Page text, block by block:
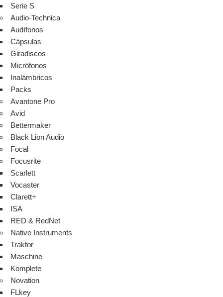
Serie S
Audio-Technica
Audífonos
Cápsulas
Giradiscos
Micrófonos
Inalámbricos
Packs
Avantone Pro
Avid
Bettermaker
Black Lion Audio
Focal
Focusrite
Scarlett
Vocaster
Clarett+
ISA
RED & RedNet
Native Instruments
Traktor
Maschine
Komplete
Novation
FLkey